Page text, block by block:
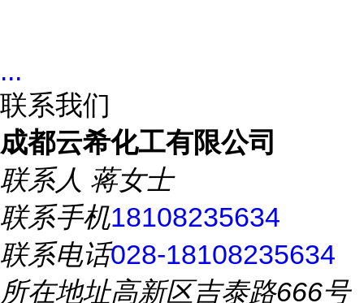
...
联系我们
成都云希化工有限公司
联系人 蒋女士
联系手机18108235634
联系电话028-18108235634
所在地址高新区吉泰路666号